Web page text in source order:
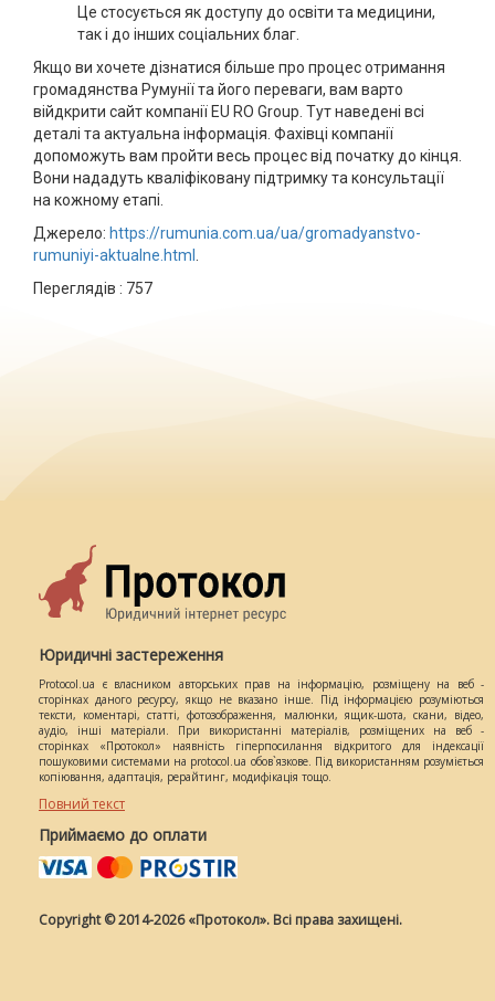
Це стосується як доступу до освіти та медицини,
так і до інших соціальних благ.
Якщо ви хочете дізнатися більше про процес отримання
громадянства Румунії та його переваги, вам варто
війдкрити сайт компанії EU RO Group. Тут наведені всі
деталі та актуальна інформація. Фахівці компанії
допоможуть вам пройти весь процес від початку до кінця.
Вони нададуть кваліфіковану підтримку та консультації
на кожному етапі.
Джерело: https://rumunia.com.ua/ua/gromadyanstvo-
rumuniyi-aktualne.html
Переглядів : 757
Юридичні застереження
Protocol.ua є власником авторських прав на інформацію, розміщену на веб -
сторінках даного ресурсу, якщо не вказано інше. Під інформацією розуміються
тексти, коментарі, статті, фотозображення, малюнки, ящик-шота, скани, відео,
аудіо, інші матеріали. При використанні матеріалів, розміщених на веб -
сторінках «Протокол» наявність гіперпосилання відкритого для індексації
пошуковими системами на protocol.ua обов`язкове. Під використанням розуміється
копіювання, адаптація, рерайтинг, модифікація тощо.
Повний текст
Приймаємо до оплати
Copyright © 2014-2026 «Протокол». Всі права захищені.